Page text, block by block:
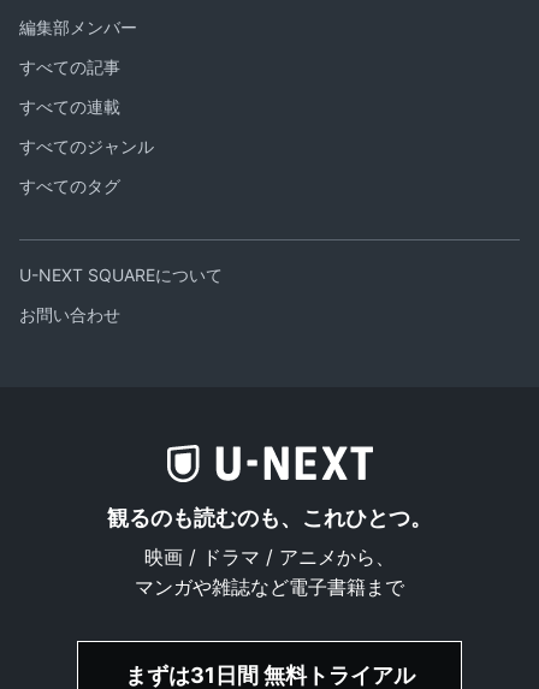
編集部メンバー
すべての記事
すべての連載
すべてのジャンル
すべてのタグ
U-NEXT SQUAREについて
お問い合わせ
観るのも読むのも、これひとつ。
映画 / ドラマ / アニメから、
マンガや雑誌など電子書籍まで
まずは31日間 無料トライアル